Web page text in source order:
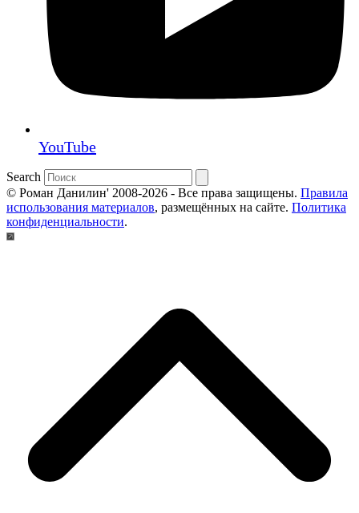
YouTube
Search
© Роман Данилин' 2008-2026 - Все права защищены. Правила
использования материалов, размещённых на сайте. Политика
конфиденциальности.